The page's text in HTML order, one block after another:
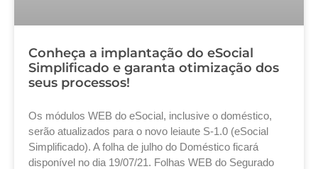
Conheça a implantação do eSocial
Simplificado e garanta otimização dos
seus processos!
Os módulos WEB do eSocial, inclusive o doméstico,
serão atualizados para o novo leiaute S-1.0 (eSocial
Simplificado). A folha de julho do Doméstico ficará
disponível no dia 19/07/21. Folhas WEB do Segurado